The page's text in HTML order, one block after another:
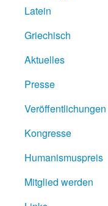
Latein
Griechisch
Aktuelles
Presse
Veröffentlichungen
Kongresse
Humanismuspreis
Mitglied werden